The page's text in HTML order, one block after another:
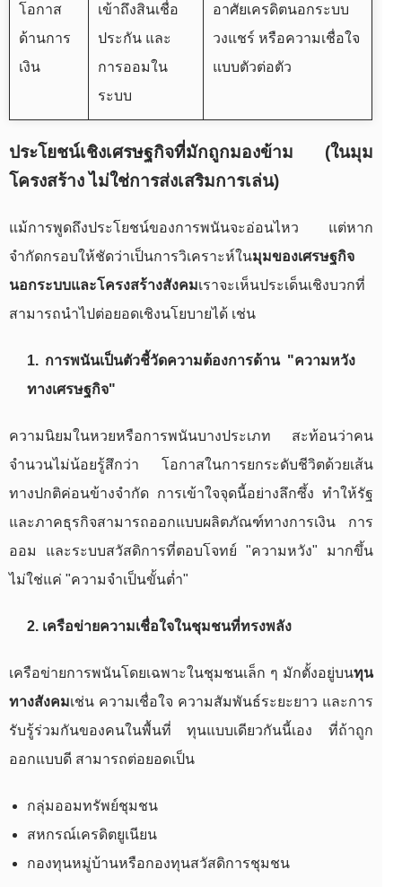
โอกาส
ด้านการ
เงิน
เข้าถึงสินเชื่อ
ประกัน และ
การออมใน
ระบบ
อาศัยเครดิตนอกระบบ
วงแชร์ หรือความเชื่อใจ
แบบตัวต่อตัว
ประโยชน์เชิงเศรษฐกิจที่มักถูกมองข้าม (ในมุม
โครงสร้าง ไม่ใช่การส่งเสริมการเล่น)
แม้การพูดถึงประโยชน์ของการพนันจะอ่อนไหว แต่หาก
จำกัดกรอบให้ชัดว่าเป็นการวิเคราะห์ในมุมของเศรษฐกิจ
นอกระบบและโครงสร้างสังคมเราจะเห็นประเด็นเชิงบวกที่
สามารถนำไปต่อยอดเชิงนโยบายได้ เช่น
1. การพนันเป็นตัวชี้วัดความต้องการด้าน "ความหวัง
ทางเศรษฐกิจ"
ความนิยมในหวยหรือการพนันบางประเภท สะท้อนว่าคน
จำนวนไม่น้อยรู้สึกว่า โอกาสในการยกระดับชีวิตด้วยเส้น
ทางปกติค่อนข้างจำกัด การเข้าใจจุดนี้อย่างลึกซึ้ง ทำให้รัฐ
และภาคธุรกิจสามารถออกแบบผลิตภัณฑ์ทางการเงิน การ
ออม และระบบสวัสดิการที่ตอบโจทย์ "ความหวัง" มากขึ้น
ไม่ใช่แค่ "ความจำเป็นขั้นต่ำ"
2. เครือข่ายความเชื่อใจในชุมชนที่ทรงพลัง
เครือข่ายการพนันโดยเฉพาะในชุมชนเล็ก ๆ มักตั้งอยู่บนทุน
ทางสังคมเช่น ความเชื่อใจ ความสัมพันธ์ระยะยาว และการ
รับรู้ร่วมกันของคนในพื้นที่ ทุนแบบเดียวกันนี้เอง ที่ถ้าถูก
ออกแบบดี สามารถต่อยอดเป็น
กลุ่มออมทรัพย์ชุมชน
สหกรณ์เครดิตยูเนียน
กองทุนหมู่บ้านหรือกองทุนสวัสดิการชุมชน